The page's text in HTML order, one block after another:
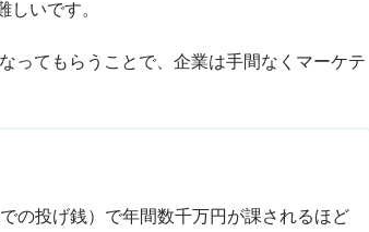
いです。
ってもらうことで、企業は手間なくマーケテ
の投げ銭）で年間数千万円が課されるほど